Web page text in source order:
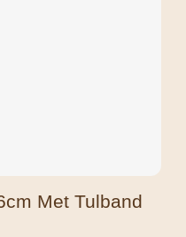
Met Tulband